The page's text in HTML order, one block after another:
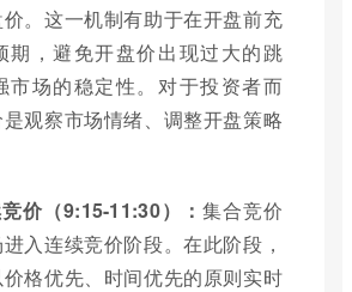
。这一机制有助于在开盘前充
期，避免开盘价出现过大的跳
市场的稳定性。对于投资者而
观察市场情绪、调整开盘策略
价（9:15-11:30）： 集合竞价
入连续竞价阶段。在此阶段，
格优先、时间优先的原则实时